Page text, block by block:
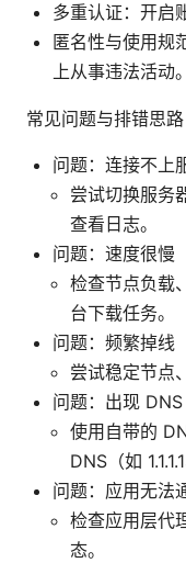
多重认证：开启
匿名性与使用规
上从事违法活动。
常见问题与排错思路
问题：连接不上
尝试切换服务
查看日志。
问题：速度很慢
检查节点负载
台下载任务。
问题：频繁掉线
尝试稳定节点
问题：出现
使用自带的
DNS（如
问题：应用无法
检查应用层代
态。